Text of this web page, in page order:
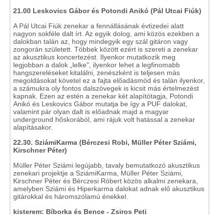
21.00 Leskovics Gábor és Potondi Anikó (Pál Utcai Fiúk)
A Pál Utcai Fiúk zenekar a fennállásának évtizedei alatt
nagyon sokféle dalt írt. Az egyik dolog, ami közös ezekben a
dalokban talán az, hogy mindegyik egy szál gitáron vagy
zongorán született. Többek között ezért is szereti a zenekar
az akusztikus koncertezést. Ilyenkor mutatkozik meg
legjobban a dalok „lelke", ilyenkor lehet a legfinomabb
hangszereléseket kitalálni, zenészként is teljesen más
megoldásokat követel ez a fajta előadásmód és talán ilyenkor,
a számukra oly fontos dalszövegek is kicsit más értelmezést
kapnak. Ezen az estén a zenekar két alapítótagja, Potondi
Anikó és Leskovics Gábor mutatja be így a PUF dalokat,
valamint pár olyan dalt is előadnak majd a magyar
underground hőskorából, ami rájuk volt hatással a zenekar
alapításakor.
22.30. SziámiKarma (Bérczesi Robi, Müller Péter Sziámi,
Kirschner Péter)
Müller Péter Sziámi legújabb, tavaly bemutatkozó akusztikus
zenekari projektje a SziámiKarma, Müller Péter Sziámi,
Kirschner Péter és Bérczesi Róbert közös alkalmi zenekara,
amelyben Sziámi és Hiperkarma dalokat adnak elő akusztikus
gitárokkal és háromszólamú énekkel.
kisterem: Bíborka és Bence - Zsiros Peti